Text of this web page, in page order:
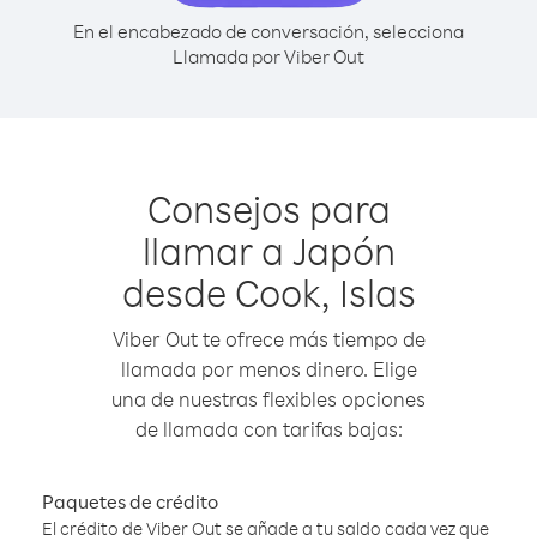
En el encabezado de conversación, selecciona
Llamada por Viber Out
Consejos para
llamar a Japón
desde Cook, Islas
Viber Out te ofrece más tiempo de
llamada por menos dinero. Elige
una de nuestras flexibles opciones
de llamada con tarifas bajas:
Paquetes de crédito
El crédito de Viber Out se añade a tu saldo cada vez que